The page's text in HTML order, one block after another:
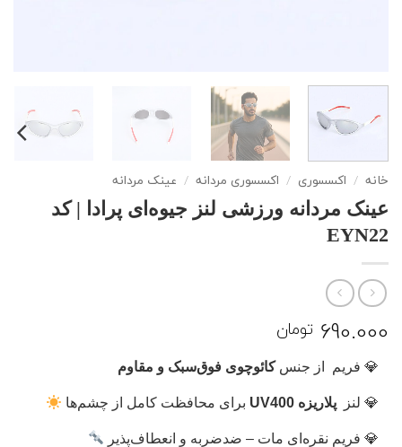
خانه / اکسسوری / اکسسوری مردانه / عینک مردانه
عینک مردانه ورزشی لنز جیوه‌ای پرادا | کد
EYN22
690.000 تومان
فریم از جنسکائوچوی فوق‌سبک و مقاوم
لنز پلاریزه UV400 برای محافظت کامل از چشم‌ها
فریم نقره‌ای مات – ضد‌ضربه و انعطاف‌پذیر